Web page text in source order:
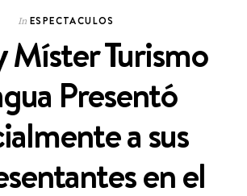
In ESPECTACULOS
Míster Turismo
Presentó
a sus
en el